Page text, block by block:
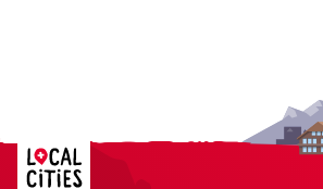
Localcities